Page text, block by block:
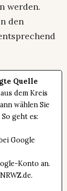
werden.
den
Quelle
dem Kreis
wählen Sie
geht es:
Google
Konto an.